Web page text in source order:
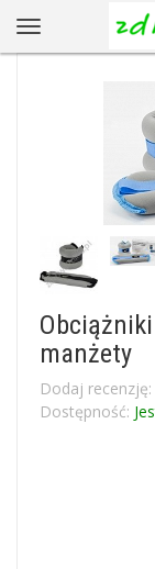
manżety
Dodaj recenzję:
Dostępność: